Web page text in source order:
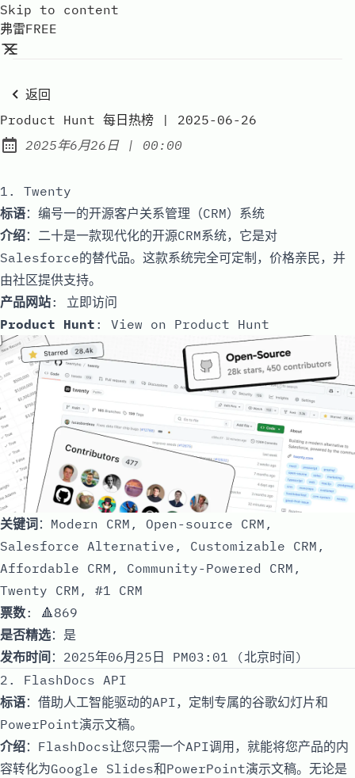
Skip to content
弗雷FREE
返回
Product Hunt 每日热榜 | 2025-06-26
Published:
2025年6月26日| at
00:00
1. Twenty
标语：编号一的开源客户关系管理（CRM）系统
介绍：二十是一款现代化的开源CRM系统，它是对
Salesforce的替代品。这款系统完全可定制，价格亲民，并
由社区提供支持。
产品网站: 立即访问
Product Hunt : View on Product Hunt
关键词：Modern CRM, Open-source CRM,
Salesforce Alternative, Customizable CRM,
Affordable CRM, Community-Powered CRM,
Twenty CRM, #1 CRM
票数: 🔺869
是否精选：是
发布时间 ：2025年06月25日 PM03:01 (北京时间)
2. FlashDocs API
标语：借助人工智能驱动的API，定制专属的谷歌幻灯片和
PowerPoint演示文稿。
介绍：FlashDocs让您只需一个API调用，就能将您产品的内
容转化为Google Slides和PowerPoint演示文稿。无论是